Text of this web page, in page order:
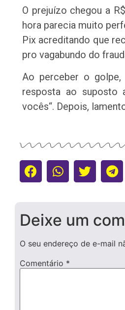
O prejuízo chegou a
hora parecia muito
Pix acreditando que
pro vagabundo do
Ao perceber o golpe,
resposta ao suposto
vocês“. Depois,
Deixe um
O seu endereço de e-mail
Comentário *